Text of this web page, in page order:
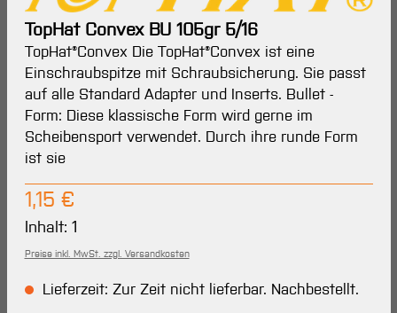
TopHat Convex BU 105gr 5/16
TopHat®Convex Die TopHat®Convex ist eine
Einschraubspitze mit Schraubsicherung. Sie passt
auf alle Standard Adapter und Inserts. Bullet -
Form: Diese klassische Form wird gerne im
Scheibensport verwendet. Durch ihre runde Form
ist sie
Regulärer Preis:
1,15 €
Inhalt: 1
Preise inkl. MwSt. zzgl. Versandkosten
Lieferzeit: Zur Zeit nicht lieferbar. Nachbestellt.